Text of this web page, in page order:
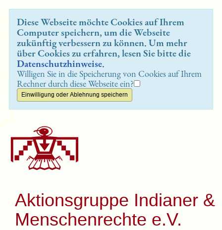
Diese Webseite möchte Cookies auf Ihrem
Computer speichern, um die Webseite
zukünftig verbessern zu können. Um mehr
über Cookies zu erfahren, lesen Sie bitte die
Datenschutzhinweise.
Willigen Sie in die Speicherung von Cookies auf Ihrem
Rechner durch diese Webseite ein?
Aktionsgruppe Indianer &
Menschenrechte e.V.